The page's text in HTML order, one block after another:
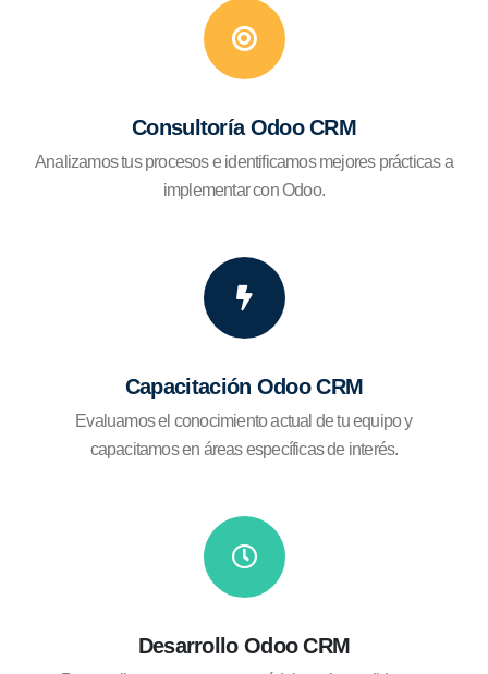
Consultoría Odoo CRM
Analizamos tus procesos e identificamos mejores prácticas a
implementar con Odoo.
Capacitación Odoo CRM
Evaluamos el conocimiento actual de tu equipo y
capacitamos en áreas específicas de interés.
Desarrollo Odoo CRM